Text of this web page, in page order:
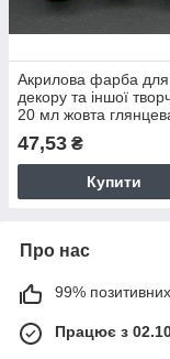
Акрилова фарба для
декору та іншої
20 мл жовта
47,53 ₴
Купити
Про нас
99% позитивних
Працює з